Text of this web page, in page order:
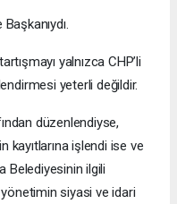
yalnızca CHP’li
yeterli değildir.
düzenlendiyse,
işlendi ise ve
Belediyesinin ilgili
siyasi ve idari